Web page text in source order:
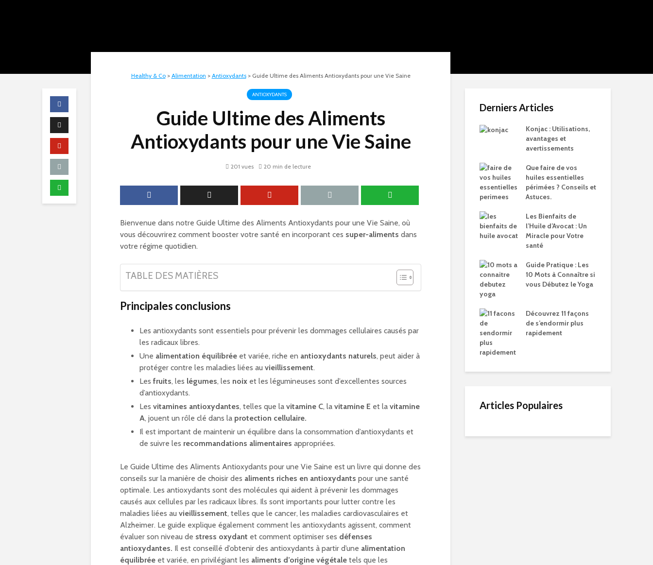
Healthy & Co> Alimentation > Antioxydants> Guide Ultime des Aliments Antioxydants pour une Vie Saine
ANTIOXYDANTS
Guide Ultime des Aliments
Antioxydants pour une Vie Saine
201 vues 20 min de lecture
Bienvenue dans notre Guide Ultime des Aliments Antioxydants pour une Vie Saine, où
vous découvrirez comment booster votre santé en incorporant ces super-aliments dans
votre régime quotidien.
TABLE DES MATIÈRES
Principales conclusions
Les antioxydants sont essentiels pour prévenir les dommages cellulaires causés par
les radicaux libres.
Une alimentation équilibrée et variée, riche en antioxydants naturels, peut aider à
protéger contre les maladies liées au vieillissement.
Les fruits, les légumes, les noix et les légumineuses sont d’excellentes sources
d’antioxydants.
Les vitamines antioxydantes, telles que la vitamine C, la vitamine E et la vitamine
A, jouent un rôle clé dans la protection cellulaire.
Il est important de maintenir un équilibre dans la consommation d’antioxydants et
de suivre les recommandations alimentaires appropriées.
Le Guide Ultime des Aliments Antioxydants pour une Vie Saine est un livre qui donne des
conseils sur la manière de choisir des aliments riches en antioxydants pour une santé
optimale. Les antioxydants sont des molécules qui aident à prévenir les dommages
causés aux cellules par les radicaux libres. Ils sont importants pour lutter contre les
maladies liées au vieillissement, telles que le cancer, les maladies cardiovasculaires et
Alzheimer. Le guide explique également comment les antioxydants agissent, comment
évaluer son niveau de stress oxydant et comment optimiser ses défenses
antioxydantes. Il est conseillé d’obtenir des antioxydants à partir d’une alimentation
équilibrée et variée, en privilégiant les aliments d’origine végétale tels que les
Derniers Articles
Konjac : Utilisations,
avantages et
avertissements
Que faire de vos
huiles essentielles
périmées ? Conseils et
Astuces.
Les Bienfaits de
l’Huile d’Avocat : Un
Miracle pour Votre
santé
Guide Pratique : Les
10 Mots à Connaître si
vous Débutez le Yoga
Découvrez 11 façons
de s’endormir plus
rapidement
Articles Populaires